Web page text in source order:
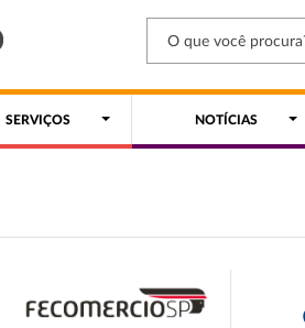
SERVIÇOS NOTÍCIAS